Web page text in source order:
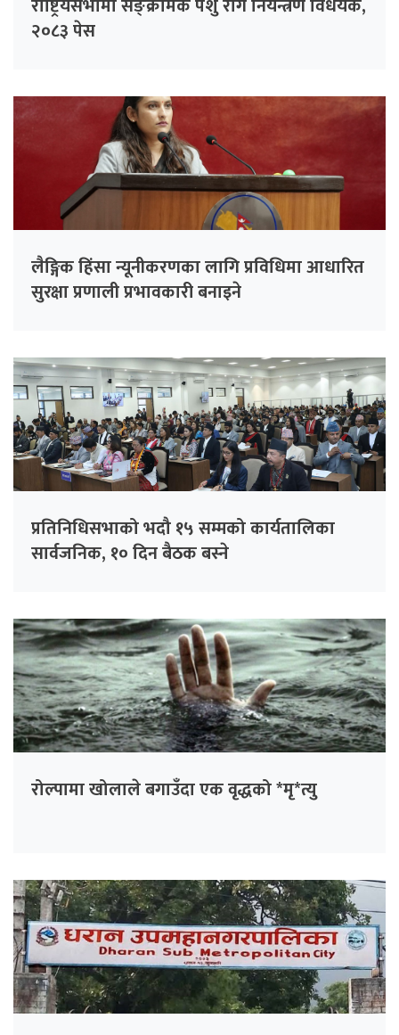
राष्ट्रियसभामा सङ्क्रामक पशु रोग नियन्त्रण विधेयक,
२०८३ पेस
लैङ्गिक हिंसा न्यूनीकरणका लागि प्रविधिमा आधारित
सुरक्षा प्रणाली प्रभावकारी बनाइने
प्रतिनिधिसभाको भदौ १५ सम्मको कार्यतालिका
सार्वजनिक, १० दिन बैठक बस्ने
रोल्पामा खोलाले बगाउँदा एक वृद्धको *मृ*त्यु